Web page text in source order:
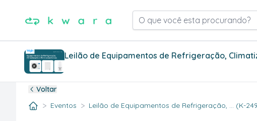
O que você esta procurando?
Leilão de Equipamentos de Refrigeração,
Voltar
> Eventos > Leilão de Equipamentos de Refrigeração, ... (K-